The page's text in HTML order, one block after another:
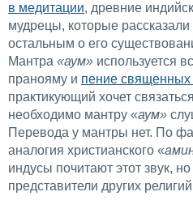
в медитации, древние
мудрецы, которые рассказали
остальным о его
Мантра «аум» используется
пранояму и пение священных
практикующий хочет
необходимо мантру «аум»
Перевода у мантры нет. По
аналогия христианского «
индусы почитают этот звук,
представители других